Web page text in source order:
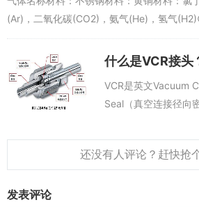
(Ar)，二氧化碳(CO2)，氨气(He)，氢气
气(N2)，乙烷(Ethane)○○○○乙稀(Ethyle...
什么是VCR接头
VCR是英文Vacuum
Seal（真空连接径向
头（Metal Gasket
发表评论